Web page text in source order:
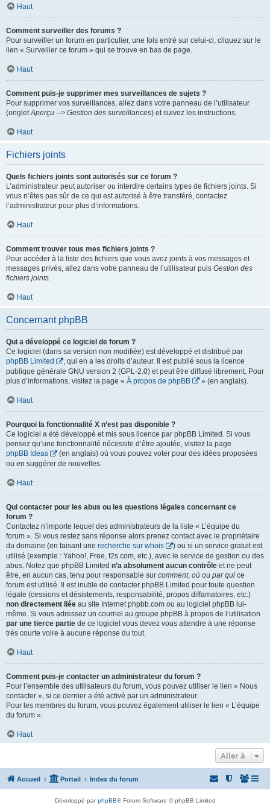
Haut
Comment surveiller des forums ?
Pour surveiller un forum en particulier, une fois entré sur celui-ci, cliquez sur le
lien « Surveiller ce forum » qui se trouve en bas de page.
Haut
Comment puis-je supprimer mes surveillances de sujets ?
Pour supprimer vos surveillances, allez dans votre panneau de l’utilisateur
(ongletAperçu --> Gestion des surveillances) et suivez les instructions.
Haut
Fichiers joints
Quels fichiers joints sont autorisés sur ce forum ?
L’administrateur peut autoriser ou interdire certains types de fichiers joints. Si
vous n’êtes pas sûr de ce qui est autorisé à être transféré, contactez
l’administrateur pour plus d’informations.
Haut
Comment trouver tous mes fichiers joints ?
Pour accéder à la liste des fichiers que vous avez joints à vos messages et
messages privés, allez dans votre panneau de l’utilisateur puis Gestion des
fichiers joints.
Haut
Concernant phpBB
Qui a développé ce logiciel de forum ?
Ce logiciel (dans sa version non modifiée) est développé et distribué par
phpBB Limited
, qui en a les droits d’auteur. Il est publié sous la licence
publique générale GNU version 2 (GPL-2.0) et peut être diffusé librement. Pour
plus d’informations, visitez la page « À propos de phpBB » (en anglais).
Haut
Pourquoi la fonctionnalité X n’est pas disponible ?
Ce logiciel a été développé et mis sous licence par phpBB Limited. Si vous
pensez qu’une fonctionnalité nécessite d’être ajoutée, visitez la page
phpBB Ideas
(en anglais) où vous pouvez voter pour des idées proposées
ou en suggérer de nouvelles.
Haut
Qui contacter pour les abus ou les questions légales concernant ce
forum ?
Contactez n’importe lequel des administrateurs de la liste « L’équipe du
forum ». Si vous restez sans réponse alors prenez contact avec le propriétaire
du domaine (en faisant une recherche sur whois
) ou si un service gratuit est
utilisé (exemple : Yahoo!, Free, f2s.com, etc.), avec le service de gestion ou des
abus. Notez que phpBB Limited n’a absolument aucun contrôle et ne peut
être, en aucun cas, tenu pour responsable sur comment, où ou par qui ce
forum est utilisé. Il est inutile de contacter phpBB Limited pour toute question
légale (cessions et désistements, responsabilité, propos diffamatoires, etc.)
non directement liée au site Internet phpbb.com ou au logiciel phpBB lui-
même. Si vous adressez un courriel au groupe phpBB à propos de l’utilisation
par une tierce partie de ce logiciel vous devez vous attendre à une réponse
très courte voire à aucune réponse du tout.
Haut
Comment puis-je contacter un administrateur du forum ?
Pour l’ensemble des utilisateurs du forum, vous pouvez utiliser le lien « Nous
contacter », si ce dernier a été activé par un administrateur.
Pour les membres du forum, vous pouvez également utiliser le lien « L’équipe
du forum ».
Haut
Aller à
Accueil Portail Index du forum
Développé parphpBB® Forum Software © phpBB Limited